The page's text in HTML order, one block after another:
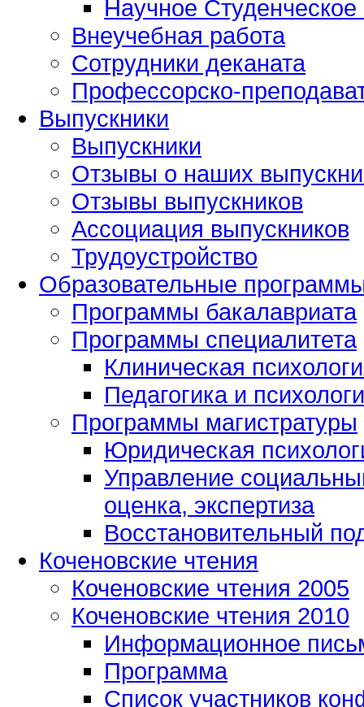
Научное
Внеучебная работа
Сотрудники деканата
Профессорско-
Выпускники
Выпускники
Отзывы о наших
Отзывы выпускников
Ассоциация выпускников
Трудоустройство
Образовательные
Программы бакалавриата
Программы специалитета
Клиническая
Педагогика и
Программы магистратуры
Юридическая
Управление
оценка, экспертиза
Восстановительный
Коченовские чтения
Коченовские чтения 2005
Коченовские чтения 2010
Информационное
Программа
Список участников